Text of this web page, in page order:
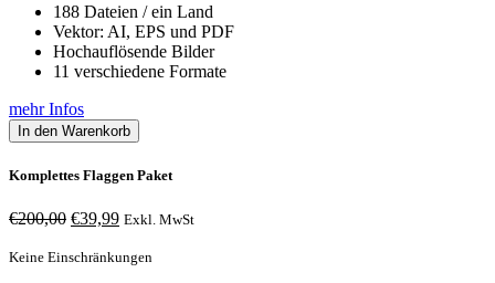
188 Dateien / ein Land
Vektor: AI, EPS und PDF
Hochauflösende Bilder
11 verschiedene Formate
mehr Infos
In den Warenkorb
Komplettes Flaggen Paket
€200,00 Ursprünglicher
war:
€39,99Aktueller
ist:
Exkl. MwSt
Keine Einschränkungen